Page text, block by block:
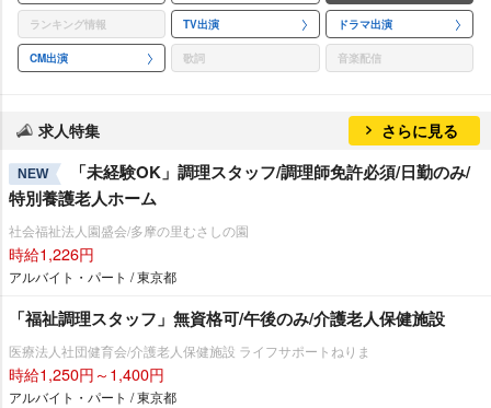
ランキング情報 TV出演 ドラマ出演
CM出演 歌詞 音楽配信
求人特集 さらに見る
NEW
「未経験OK」調理スタッフ/調理師免許必須/日勤のみ/
特別養護老人ホーム
社会福祉法人園盛会/多摩の里むさしの園
時給1,226円
アルバイト・パート / 東京都
「福祉調理スタッフ」無資格可/午後のみ/介護老人保健施設
医療法人社団健育会/介護老人保健施設 ライフサポートねりま
時給1,250円～1,400円
アルバイト・パート / 東京都